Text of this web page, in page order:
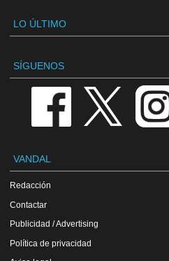
LO ÚLTIMO
SÍGUENOS
VANDAL
Redacción
Contactar
Publicidad / Advertising
Política de privacidad